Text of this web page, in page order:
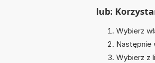
lub:
Wybierz
Następnie
Wybierz z